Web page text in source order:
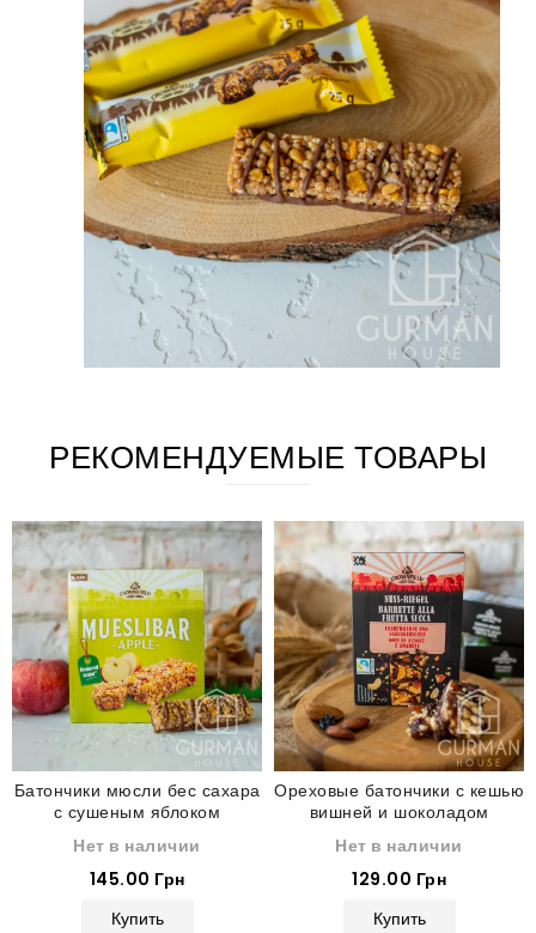
РЕКОМЕНДУЕМЫЕ ТОВАРЫ
Батончики мюсли бес сахара
с сушеным яблоком
Нет в наличии
145.00 Грн
Купить
Ореховые батончики с кешью
вишней и шоколадом
Нет в наличии
129.00 Грн
Купить